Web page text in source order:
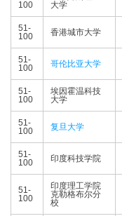
100
大学
51-
100
香港城市大学
51-
100
哥伦比亚大学
51-
100
埃因霍温科技
大学
51-
100
复旦大学
51-
100
印度科技学院
51-
100
印度理工学院
克勒格布尔分
校